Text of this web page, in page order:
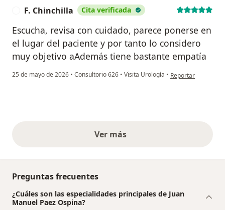
F. Chinchilla Cita verificada
Escucha, revisa con cuidado, parece ponerse en
el lugar del paciente y por tanto lo considero
muy objetivo aAdemás tiene bastante empatía
25 de mayo de 2026 • Consultorio 626 • Visita Urología • en opinión del
Reportar
Ver másopiniones anteriores
Preguntas frecuentes
¿Cuáles son las especialidades principales de Juan
Manuel Paez Ospina?